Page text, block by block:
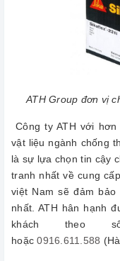
ATH Group đơn vị
Công ty ATH với
vật liệu ngành chống
là sự lựa chọn tin cậy
tranh nhất về cung
việt Nam sẽ đảm
nhất. ATH hân hạnh
khách theo
hoặc0916.611.588